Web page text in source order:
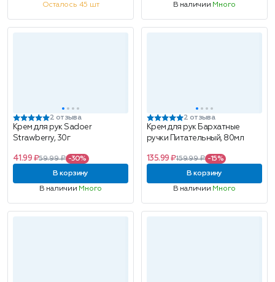
Осталось 45 шт В наличии Много
2 отзыва
Крем для рук Sadoer
Strawberry, 30г
41.99 ₽59.99 ₽ -30%
В корзину
В наличии Много
2 отзыва
Крем для рук Бархатные
ручки Питательный, 80мл
135.99 ₽159.99 ₽ -15%
В корзину
В наличии Много